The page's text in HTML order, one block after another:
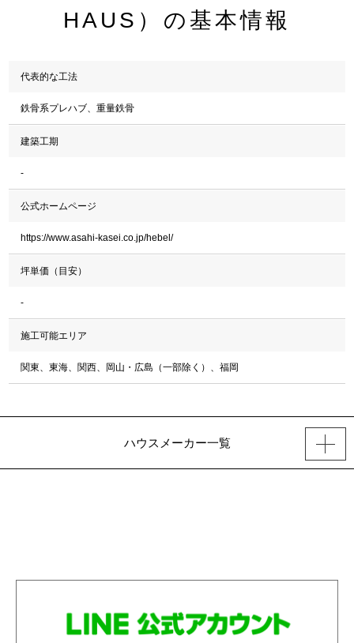
HAUS）の基本情報
代表的な工法
鉄骨系プレハブ、重量鉄骨
建築工期
-
公式ホームページ
https://www.asahi-kasei.co.jp/hebel/
坪単価（目安）
-
施工可能エリア
関東、東海、関西、岡山・広島（一部除く）、福岡
ハウスメーカー一覧